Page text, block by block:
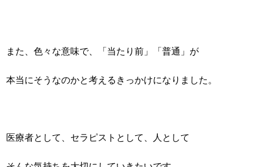
また、色々な意味で、「当たり前」「普通」が
本当にそうなのかと考えるきっかけになりました。
医療者として、セラピストとして、人として